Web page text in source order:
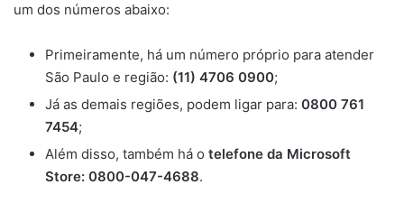
um dos números abaixo:
Primeiramente, há um número próprio para atender
São Paulo e região: (11) 4706 0900;
Já as demais regiões, podem ligar para: 0800 761
7454;
Além disso, também há o telefone da Microsoft
Store: 0800-047-4688.